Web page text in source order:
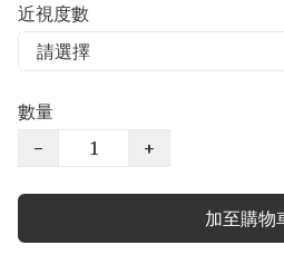
近視度數
數量
−
+
加至購物